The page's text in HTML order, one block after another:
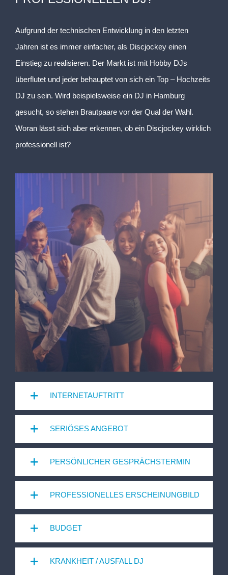
Aufgrund der technischen Entwicklung in den letzten
Jahren ist es immer einfacher, als Discjockey einen
Einstieg zu realisieren. Der Markt ist mit Hobby DJs
überflutet und jeder behauptet von sich ein Top – Hochzeits
DJ zu sein. Wird beispielsweise ein DJ in Hamburg
gesucht, so stehen Brautpaare vor der Qual der Wahl.
Woran lässt sich aber erkennen, ob ein Discjockey wirklich
professionell ist?
INTERNETAUFTRITT
SERIÖSES ANGEBOT
PERSÖNLICHER GESPRÄCHSTERMIN
PROFESSIONELLES ERSCHEINUNGBILD
BUDGET
KRANKHEIT / AUSFALL DJ